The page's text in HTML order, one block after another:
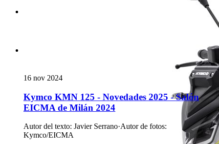
16 nov 2024
Kymco KMN 125 - Novedades 2025 - Salón
EICMA de Milán 2024
Autor del texto: Javier Serrano·Autor de fotos:
Kymco/EICMA